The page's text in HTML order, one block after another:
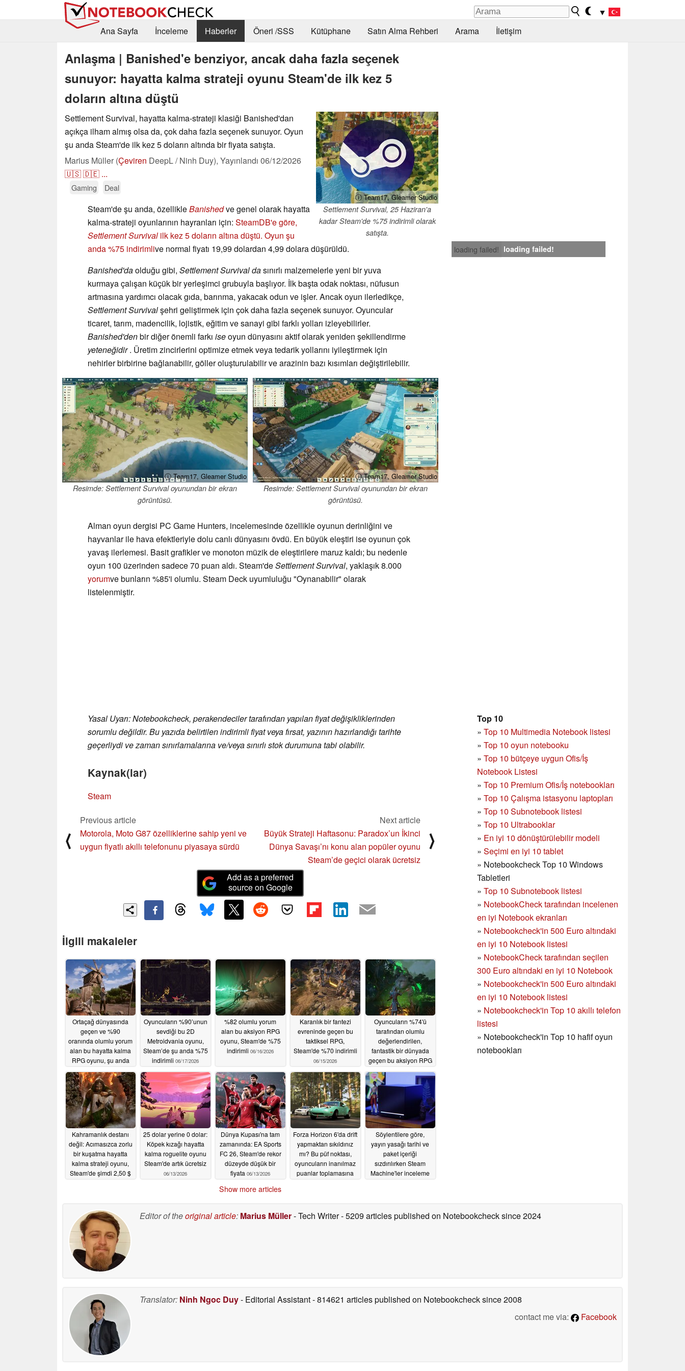
▼
Ana Sayfa
İnceleme Haberler Öneri /SSS Kütüphane Satın Alma Rehberi Arama İletişim
Anlaşma | Banished'e benziyor, ancak daha fazla seçenek
sunuyor: hayatta kalma strateji oyunu Steam'de ilk kez 5
doların altına düştü
ⓘ Team17, Gleamer Studio
Settlement Survival, 25 Haziran'a
kadar Steam'de %75 indirimli olarak
satışta.
Settlement Survival, hayatta kalma-strateji klasiği Banished'dan
açıkça ilham almış olsa da, çok daha fazla seçenek sunuyor. Oyun
şu anda Steam'de ilk kez 5 doların altında bir fiyata satışta.
Marius Müller (Çeviren DeepL / Ninh Duy), Yayınlandı 06/12/2026
🇺🇸🇩🇪 ...
Gaming Deal
loading failed! loading failed!
Steam'de şu anda, özellikleBanishedve genel olarak hayatta
kalma-strateji oyunlarının hayranları için: SteamDB'e göre,
Settlement Survival ilk kez 5 doların altına düştü. Oyun şu
anda %75 indirimlive normal fiyatı 19,99 dolardan 4,99 dolara düşürüldü.
Banished'daolduğu gibi, Settlement Survival dasınırlı malzemelerle yeni bir yuva
kurmaya çalışan küçük bir yerleşimci grubuyla başlıyor. İlk başta odak noktası, nüfusun
artmasına yardımcı olacak gıda, barınma, yakacak odun ve işler. Ancak oyun ilerledikçe,
Settlement Survivalşehri geliştirmek için çok daha fazla seçenek sunuyor. Oyuncular
ticaret, tarım, madencilik, lojistik, eğitim ve sanayi gibi farklı yolları izleyebilirler.
Banished'denbir diğer önemli farkı iseoyun dünyasını aktif olarak yeniden şekillendirme
yeteneğidir. Üretim zincirlerini optimize etmek veya tedarik yollarını iyileştirmek için
nehirler birbirine bağlanabilir, göller oluşturulabilir ve arazinin bazı kısımları değiştirilebilir.
ⓘ Team17, Gleamer Studio
Resimde: Settlement Survival oyunundan bir ekran
görüntüsü.
ⓘ Team17, Gleamer Studio
Resimde: Settlement Survival oyunundan bir ekran
görüntüsü.
Alman oyun dergisi PC Game Hunters, incelemesinde özellikle oyunun derinliğini ve
hayvanlar ile hava efektleriyle dolu canlı dünyasını övdü. En büyük eleştiri ise oyunun çok
yavaş ilerlemesi. Basit grafikler ve monoton müzik de eleştirilere maruz kaldı; bu nedenle
oyun 100 üzerinden sadece 70 puan aldı. Steam'deSettlement Survival, yaklaşık 8.000
yorumve bunların %85'i olumlu. Steam Deck uyumluluğu "Oynanabilir" olarak
listelenmiştir.
Top 10
» Top 10 Multimedia Notebook listesi
» Top 10 oyun notebooku
» Top 10 bütçeye uygun Ofis/İş
Notebook Listesi
» Top 10 Premium Ofis/İş notebookları
» Top 10 Çalışma istasyonu laptopları
» Top 10 Subnotebook listesi
» Top 10 Ultrabooklar
» En iyi 10 dönüştürülebilir modeli
» Seçimi en iyi 10 tablet
» Notebookcheck Top 10 Windows
Tabletleri
» Top 10 Subnotebook listesi
» NotebookCheck tarafından incelenen
en iyi Notebook ekranları
» Notebookcheck'in 500 Euro altındaki
en iyi 10 Notebook listesi
» NotebookCheck tarafından seçilen
300 Euro altındaki en iyi 10 Notebook
» Notebookcheck'in 500 Euro altındaki
en iyi 10 Notebook listesi
» Notebookcheck'in Top 10 akıllı telefon
listesi
» Notebookcheck'in Top 10 hafif oyun
notebookları
Yasal Uyarı: Notebookcheck, perakendeciler tarafından yapılan fiyat değişikliklerinden
sorumlu değildir. Bu yazıda belirtilen indirimli fiyat veya fırsat, yazının hazırlandığı tarihte
geçerliydi ve zaman sınırlamalarına ve/veya sınırlı stok durumuna tabi olabilir.
Kaynak(lar)
Steam
⟨
Previous article
Motorola, Moto G87 özelliklerine sahip yeni ve
uygun fiyatlı akıllı telefonunu piyasaya sürdü
Next article
Büyük Strateji Haftasonu: Paradox’un İkinci
Dünya Savaşı’nı konu alan popüler oyunu
Steam’de geçici olarak ücretsiz
⟩
Add as a preferred
source on Google
İlgili makaleler
Ortaçağ dünyasında
geçen ve %90
oranında olumlu yorum
alan bu hayatta kalma
RPG oyunu, şu anda
06/18/2026
Oyuncuların %90’unun
sevdiği bu 2D
Metroidvania oyunu,
Steam’de şu anda %75
indirimli 06/17/2026
%82 olumlu yorum
alan bu aksiyon RPG
oyunu, Steam'de %75
indirimli 06/16/2026
Karanlık bir fantezi
evreninde geçen bu
taktiksel RPG,
Steam'de %70 indirimli
06/15/2026
Oyuncuların %74'ü
tarafından olumlu
değerlendirilen,
fantastik bir dünyada
geçen bu aksiyon RPG
indirimli
06/14/2026
Kahramanlık destanı
değil: Acımasızca zorlu
bir kuşatma hayatta
kalma strateji oyunu,
Steam'de şimdi 2,50 $
25 dolar yerine 0 dolar:
Köpek kızağı hayatta
kalma roguelite oyunu
Steam'de artık ücretsiz
06/13/2026
Dünya Kupası'na tam
zamanında: EA Sports
FC 26, Steam'de rekor
düzeyde düşük bir
fiyata 06/13/2026
Forza Horizon 6'da drift
yapmaktan sıkıldınız
mı? Bu püf noktası,
oyuncuların inanılmaz
puanlar toplamasına
Söylentilere göre,
yayın yasağı tarihi ve
paket içeriği
sızdırılırken Steam
Machine'ler inceleme
Show more articles
Editor of theoriginal article: Marius Müller- Tech Writer- 5209 articles published on Notebookchecksince 2024
Translator: Ninh Ngoc Duy- Editorial Assistant- 814621 articles published on Notebookchecksince 2008
contact me via:
Facebook